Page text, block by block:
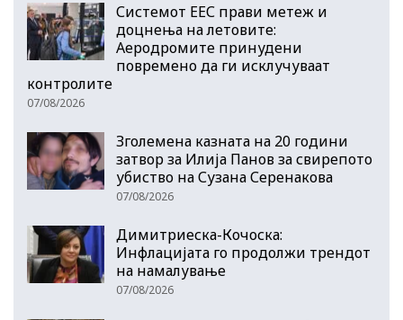
Системот ЕЕС прави метеж и
доцнења на летовите:
Аеродромите принудени
повремено да ги исклучуваат
контролите
07/08/2026
Зголемена казната на 20 години
затвор за Илија Панов за свирепото
убиство на Сузана Серенакова
07/08/2026
Димитриеска-Кочоска:
Инфлацијата го продолжи трендот
на намалување
07/08/2026